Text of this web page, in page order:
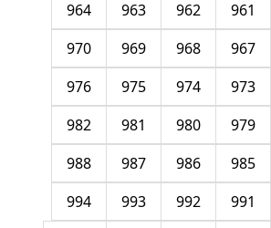
961
962
963
964
967
968
969
970
973
974
975
976
979
980
981
982
985
986
987
988
991
992
993
994